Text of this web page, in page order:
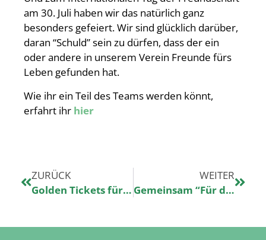
am 30. Juli haben wir das natürlich ganz
besonders gefeiert. Wir sind glücklich darüber,
daran “Schuld” sein zu dürfen, dass der ein
oder andere in unserem Verein Freunde fürs
Leben gefunden hat.
Wie ihr ein Teil des Teams werden könnt,
erfahrt ihr hier
ZURÜCK
Golden Tickets für Hannover
WEITER
Gemeinsam “Für den guten Scheiß”